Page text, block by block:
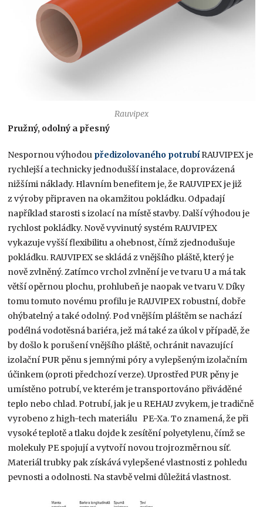
Rauvipex
Pružný, odolný a přesný
Nespornou výhodou předizolovaného potrubíRAUVIPEX je
rychlejší a technicky jednodušší instalace, doprovázená
nižšími náklady. Hlavním benefitem je, že RAUVIPEX je již
z výroby připraven na okamžitou pokládku. Odpadají
například starosti s izolací na místě stavby. Další výhodou je
rychlost pokládky. Nově vyvinutý systém RAUVIPEX
vykazuje vyšší flexibilitu a ohebnost, čímž zjednodušuje
pokládku. RAUVIPEX se skládá z vnějšího pláště, který je
nově zvlněný. Zatímco vrchol zvlnění je ve tvaru U a má tak
větší opěrnou plochu, prohlubeň je naopak ve tvaru V. Díky
tomu tomuto novému profilu je RAUVIPEX robustní, dobře
ohýbatelný a také odolný. Pod vnějším pláštěm se nachází
podélná vodotěsná bariéra, jež má také za úkol v případě, že
by došlo k porušení vnějšího pláště, ochránit navazující
izolační PUR pěnu s jemnými póry a vylepšeným izolačním
účinkem (oproti předchozí verze). Uprostřed PUR pěny je
umístěno potrubí, ve kterém je transportováno přiváděné
teplo nebo chlad. Potrubí, jak je u REHAU zvykem, je tradičně
vyrobeno z high-tech materiálu PE-Xa. To znamená, že při
vysoké teplotě a tlaku dojde k zesítění polyetylenu, čímž se
molekuly PE spojují a vytvoří novou trojrozměrnou síť.
Materiál trubky pak získává vylepšené vlastnosti z pohledu
pevnosti a odolnosti. Na stavbě velmi důležitá vlastnost.